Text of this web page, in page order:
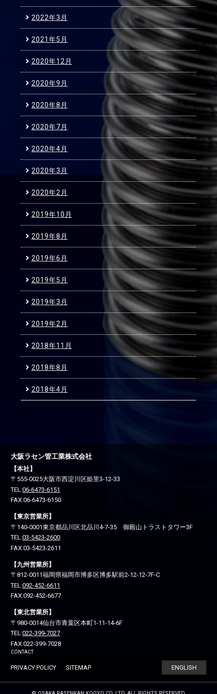
2022年3月
2021年5月
2020年12月
2020年9月
2020年8月
2020年7月
2020年4月
2020年3月
2020年2月
2019年10月
2019年8月
2019年6月
2019年5月
2019年3月
2019年2月
2018年11月
2018年8月
2018年4月
大阪ラセン管工業株式会社
【本社】
〒555-0025大阪市西淀川区姫里3-12-33
TEL:06-6473-6151
FAX:06-6473-6150
【東京営業所】
〒140-0001東京都品川区北品川4-7-35 御殿山トラストタワー3F
TEL:03-5423-2600
FAX:03-5423-2611
【九州営業所】
〒812-0011福岡県福岡市博多区博多駅前2-12-12-7F-C
TEL:092-452-6611
FAX:092-452-6677
【東北営業所】
〒980-0014仙台市青葉区本町1-11-14-6F
TEL:022-399-7027
FAX:022-399-7028
CONTACT
PRIVACY POLICY SITEMAP ENGLISH